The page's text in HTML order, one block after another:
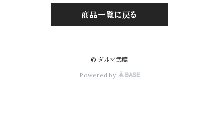
商品一覧に戻る
© ダルマ武藏
Powered by